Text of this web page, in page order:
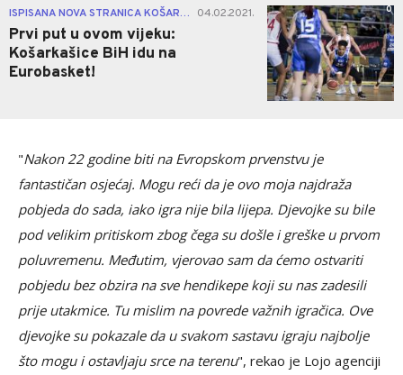
ISPISANA NOVA STRANICA KOŠARKAŠKE ISTORIJE U BIH! |
04.02.2021.
Prvi put u ovom vijeku:
Košarkašice BiH idu na
Eurobasket!
0
"Nakon 22 godine biti na Evropskom prvenstvu je
fantastičan osjećaj. Mogu reći da je ovo moja najdraža
pobjeda do sada, iako igra nije bila lijepa. Djevojke su bile
pod velikim pritiskom zbog čega su došle i greške u prvom
poluvremenu. Međutim, vjerovao sam da ćemo ostvariti
pobjedu bez obzira na sve hendikepe koji su nas zadesili
prije utakmice. Tu mislim na povrede važnih igračica. Ove
djevojke su pokazale da u svakom sastavu igraju najbolje
što mogu i ostavljaju srce na terenu", rekao je Lojo agenciji